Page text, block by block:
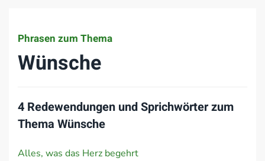
Phrasen zum Thema
Wünsche
4 Redewendungen und Sprichwörter zum
Thema Wünsche
Alles, was das Herz begehrt